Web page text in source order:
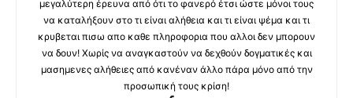
μεγαλύτερη έρευνα από ότι το φανερό έτσι ώστε μόνοι τους
να καταλήξουν στο τι είναι αλήθεια και τι είναι ψέμα και τι
κρυβεται πισω απο καθε πληροφορια που αλλοι δεν μπορουν
να δουν! Χωρίς να αναγκαστούν να δεχθούν δογματικές και
μασημενες αλήθειες από κανέναν άλλο πάρα μόνο από την
προσωπική τους κρίση!